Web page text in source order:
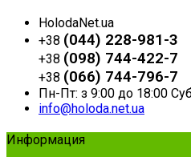
HolodaNet.ua
+38 (044) 228-981-3
+38 (098) 744-422-7
+38 (066) 744-796-7
Пн-Пт: з 9:00 до 18:00
info@holoda.net.ua
Информация